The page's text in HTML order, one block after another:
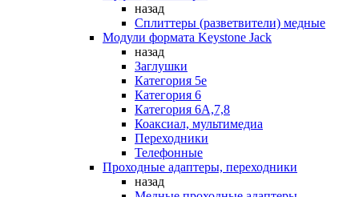
назад
Сплиттеры (разветвители) медные
Модули формата Keystone Jack
назад
Заглушки
Категория 5е
Категория 6
Категория 6А,7,8
Коаксиал, мультимедиа
Переходники
Телефонные
Проходные адаптеры, переходники
назад